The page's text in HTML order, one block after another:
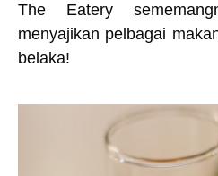
The Eatery
menyajikan pelbagai
belaka!